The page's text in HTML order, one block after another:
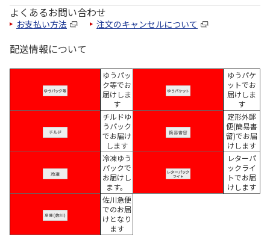
よくあるお問い合わせ
お支払い方法 注文のキャンセルについて
配送情報について
ゆうパッ
ク等でお
届けしま
す
ゆうパケ
ットでお
届けしま
す
チルドゆ
うパック
でお届け
します
定形外郵
便(簡易書
留)でお届
けします
冷凍ゆう
パックで
お届けし
ます。
レターパ
ックライ
トでお届
けします
佐川急便
でのお届
けとなり
ます